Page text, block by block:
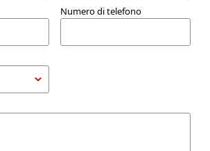
Numero di telefono